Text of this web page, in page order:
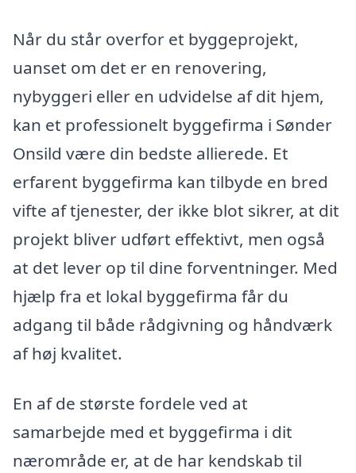
Når du står overfor et byggeprojekt,
uanset om det er en renovering,
nybyggeri eller en udvidelse af dit hjem,
kan et professionelt byggefirma i Sønder
Onsild være din bedste allierede. Et
erfarent byggefirma kan tilbyde en bred
vifte af tjenester, der ikke blot sikrer, at dit
projekt bliver udført effektivt, men også
at det lever op til dine forventninger. Med
hjælp fra et lokal byggefirma får du
adgang til både rådgivning og håndværk
af høj kvalitet.
En af de største fordele ved at
samarbejde med et byggefirma i dit
nærområde er, at de har kendskab til